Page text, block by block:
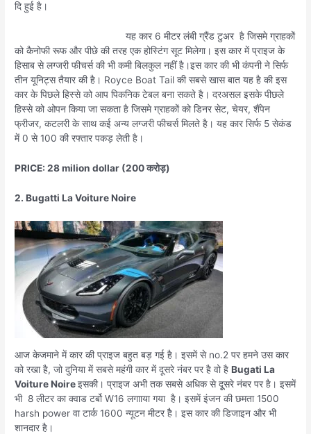
दि हुई है।
यह कार 6 मीटर लंबी ग्रैंड टुअर है जिसमे ग्राहकों
को कैनोफी रूफ और पीछे की तरह एक होस्टिंग सूट मिलेगा। इस कार में प्राइज के
हिसाब से लग्जरी फीचर्स की भी कमी बिलकुल नहीं है।इस कार की भी कंपनी ने सिर्फ
तीन यूनिट्स तैयार की है। Royce Boat Tail की सबसे खास बात यह है की इस
कार के पिछले हिस्से को आप पिकनिक टेबल बना सकते है। दरअसल इसके पीछले
हिस्से को ओपन किया जा सकता है जिसमे ग्राहकों को डिनर सेट, चेयर, शैंपेन
फ्रीजर, कटलरी के साथ कई अन्य लग्जरी फीचर्स मिलते है। यह कार सिर्फ 5 सेकंड
में 0 से 100 की रफ्तार पकड़ लेती है।
PRICE: 28 milion dollar (200 करोड़)
2. Bugatti La Voiture Noire
आज केजमाने में कार की प्राइज बहुत बड़ गई है। इसमें से no.2 पर हमने उस कार
को रखा है, जो दुनिया में सबसे महंगी कार में दूसरे नंबर पर है वो हैBugati La
Voiture Noireइसकी। प्राइज अभी तक सबसे अधिक से दूूसरे नंबर पर है। इसमें
भी 8 लीटर का क्वाड टर्बो W16 लगााया गया है। इसमें इंजन की छमता 1500
harsh power वा टार्क 1600 न्यूटन मीटर हैै। इस कार की डिजाइन और भी
शानदार है।